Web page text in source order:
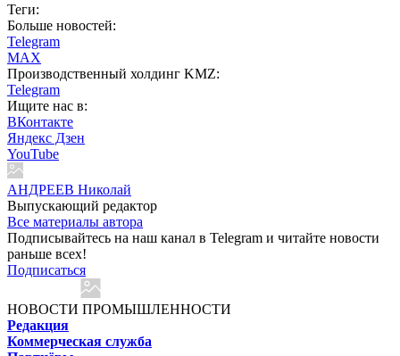
Теги:
Больше новостей:
Telegram
MAX
Производственный холдинг KMZ:
Telegram
Ищите нас в:
ВКонтакте
Яндекс Дзен
YouTube
АНДРЕЕВ Николай
Выпускающий редактор
Все материалы автора
Подписывайтесь на наш канал в Telegram и читайте новости
раньше всех!
Подписаться
НОВОСТИ ПРОМЫШЛЕННОСТИ
Редакция
Коммерческая служба